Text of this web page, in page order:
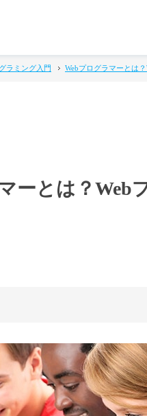
ラミング入門 Webプログラマーとは
ーとは？Web